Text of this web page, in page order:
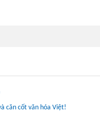
căn cốt văn hóa Việt!